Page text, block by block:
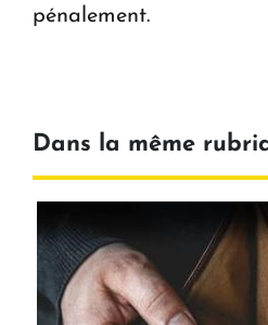
pénalement.
Dans la même